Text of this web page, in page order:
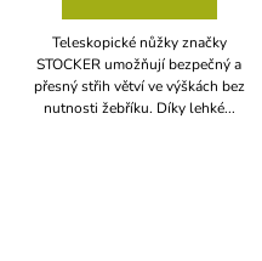
Teleskopické nůžky značky
STOCKER umožňují bezpečný a
přesný střih větví ve výškách bez
nutnosti žebříku. Díky lehké...